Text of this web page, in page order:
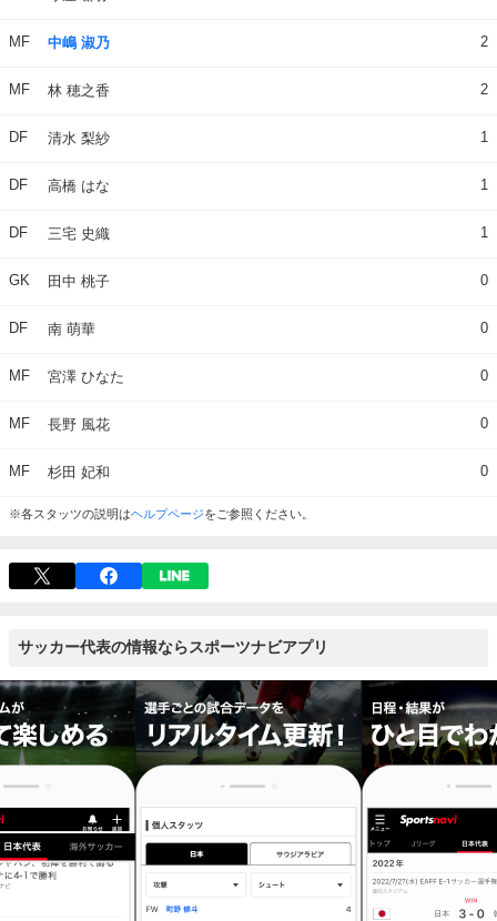
MF 中嶋 淑乃 2
MF 林 穂之香 2
DF 清水 梨紗 1
DF 高橋 はな 1
DF 三宅 史織 1
GK 田中 桃子 0
DF 南 萌華 0
MF 宮澤 ひなた 0
MF 長野 風花 0
MF 杉田 妃和 0
※各スタッツの説明はヘルプページをご参照ください。
サッカー代表の情報ならスポーツナビアプリ